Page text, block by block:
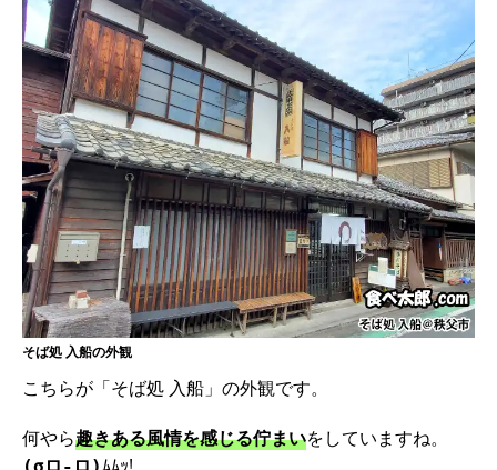
そば処 入船の外観
こちらが「そば処 入船」の外観です。
何やら趣きある風情を感じる佇まいをしていますね。